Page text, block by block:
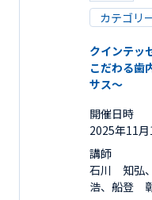
カテゴリ
クインテッ
こだわる歯
サス～
開催日時
2025年11
講師
石川 知弘
浩、船登